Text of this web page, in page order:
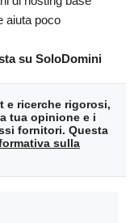
aiuta poco
su SoloDomini
e ricerche rigorosi,
tua opinione e i
fornitori. Questa
sulla